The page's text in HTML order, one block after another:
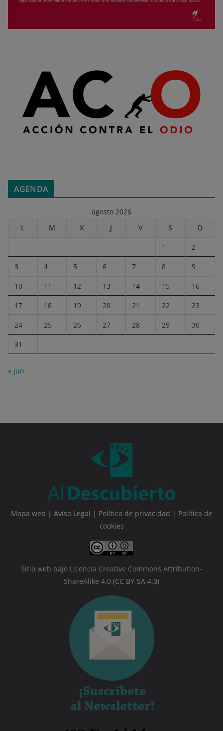
AGENDA
agosto 2026
L
M X J V S D
1 2
3 4 5 6 7 8 9
10 11 12 13 14 15 16
17 18 19 20 21 22 23
24 25 26 27 28 29 30
31
« Jun
Mapa web | Aviso Legal | Política de privacidad | Política de
cookies
Sitio web bajo Licencia Creative Commons Attribution-
ShareAlike 4.0 (CC BY-SA 4.0)